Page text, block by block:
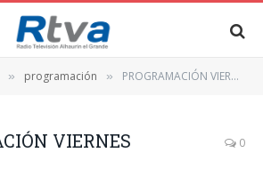
» programación » PROGRAMACIÓN VIERNES 22/01/2021
VIERNES
0